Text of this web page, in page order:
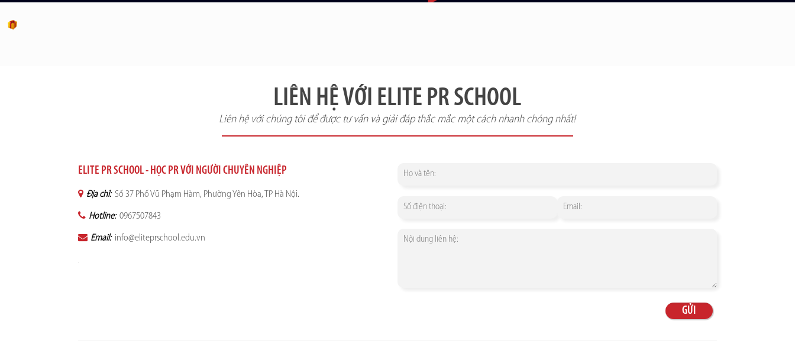
LIÊN HỆ VỚI ELITE PR SCHOOL
Liên hệ với chúng tôi để được tư vấn và giải đáp thắc mắc một cách nhanh chóng nhất!
ELITE PR SCHOOL - HỌC PR VỚI NGƯỜI CHUYÊN NGHIỆP
Địa chỉ: Số 37 Phố Vũ Phạm Hàm, Phường Yên Hòa, TP Hà Nội.
Hotline: 0967507843
Email: info@eliteprschool.edu.vn